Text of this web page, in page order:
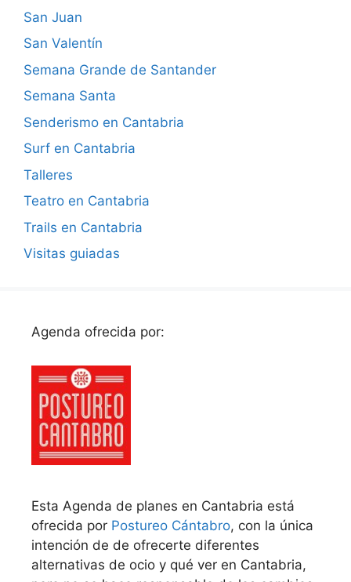
San Juan
San Valentín
Semana Grande de Santander
Semana Santa
Senderismo en Cantabria
Surf en Cantabria
Talleres
Teatro en Cantabria
Trails en Cantabria
Visitas guiadas
Agenda ofrecida por:
Esta Agenda de planes en Cantabria está
ofrecida por Postureo Cántabro, con la única
intención de de ofrecerte diferentes
alternativas de ocio y qué ver en Cantabria,